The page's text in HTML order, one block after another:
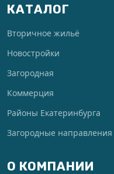
КАТАЛОГ
Вторичное жильё
Новостройки
Загородная
Коммерция
Районы Екатеринбурга
Загородные направления
О КОМПАНИИ